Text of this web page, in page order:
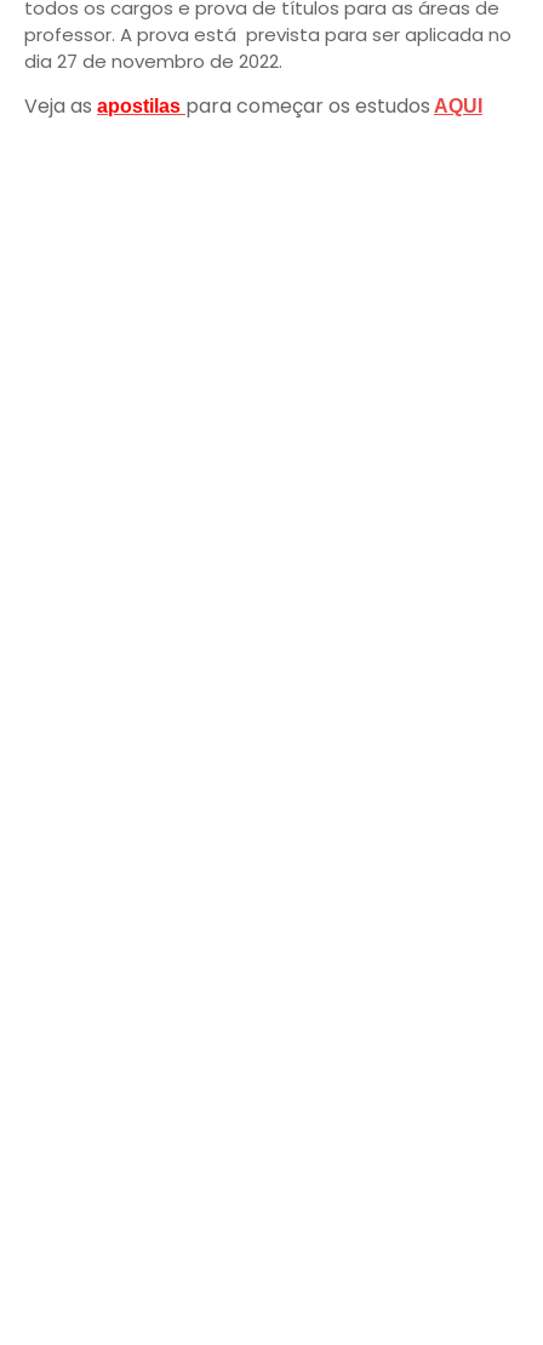
todos os cargos e prova de títulos para as áreas de
professor. A prova está prevista para ser aplicada no
dia 27 de novembro de 2022.
Veja as apostilas para começar os estudos AQUI